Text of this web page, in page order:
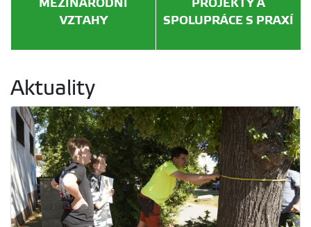
MEZINÁRODNÍ
VZTAHY
PROJEKTY A
SPOLUPRÁCE S PRAXÍ
Aktuality